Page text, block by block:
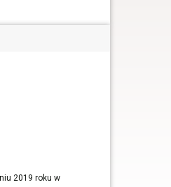
2019 roku w